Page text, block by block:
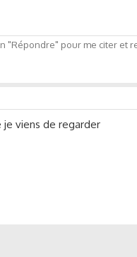
"Répondre" pour me citer et
je viens de regarder